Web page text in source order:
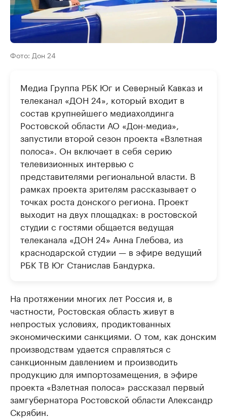
Фото: Дон 24
Медиа Группа РБК Юг и Северный Кавказ и
телеканал «ДОН 24», который входит в
состав крупнейшего медиахолдинга
Ростовской области АО «Дон-медиа»,
запустили второй сезон проекта «Взлетная
полоса». Он включает в себя серию
телевизионных интервью с
представителями региональной власти. В
рамках проекта зрителям рассказывает о
точках роста донского региона. Проект
выходит на двух площадках: в ростовской
студии с гостями общается ведущая
телеканала «ДОН 24» Анна Глебова, из
краснодарской студии — в эфире ведущий
РБК ТВ Юг Станислав Бандурка.
На протяжении многих лет Россия и, в
частности, Ростовская область живут в
непростых условиях, продиктованных
экономическими санкциями. О том, как донским
производствам удается справляться с
санкционным давлением и производить
продукцию для импортозамещения, в эфире
проекта «Взлетная полоса» рассказал первый
замгубернатора Ростовской области Александр
Скрябин.